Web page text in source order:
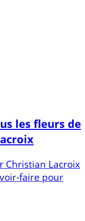
les fleurs de
Christian Lacroix
faire pour